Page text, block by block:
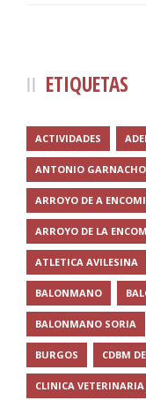
ETIQUETAS
ACTIVIDADES
ANTONIO GARNACHO
ARROYO DE A
ARROYO DE LA
ATLETICA AVILESINA
BALONMANO
BALONMANO SORIA
BURGOS CDBM
CLINICA VETERINARIA